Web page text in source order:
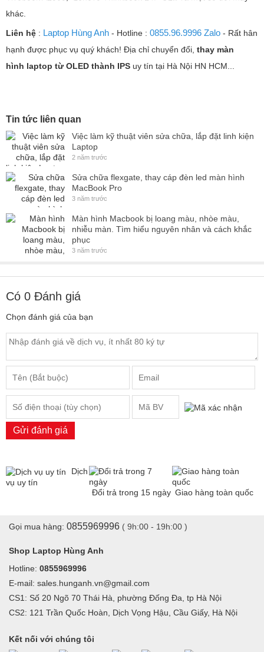
khác.
Liên hệ : Laptop Hùng Anh - Hotline : 0855.96.9996 Zalo - Rất hân
hạnh được phục vụ quý khách! Địa chỉ chuyển đổi, thay màn
hình laptop từ OLED thành IPS uy tín tại Hà Nội HN HCM...
Tin tức liên quan
Việc làm kỹ thuật viên sửa chữa, lắp đặt linh kiện
Laptop
2 năm trước
Sửa chữa flexgate, thay cáp đèn led màn hình
MacBook Pro
3 năm trước
Màn hình Macbook bị loang màu, nhòe màu,
nhiễu màn. Tìm hiểu nguyên nhân và cách khắc
phục
3 năm trước
Có 0 Đánh giá
Chọn đánh giá của bạn
Gửi đánh giá
Dịch
vụ uy tín
Đổi trả trong 15 ngày Giao hàng toàn quốc
Gọi mua hàng: 0855969996 ( 9h:00 - 19h:00 )
Shop Laptop Hùng Anh
Hotline: 0855969996
E-mail: sales.hunganh.vn@gmail.com
CS1: Số 20 Ngõ 70 Thái Hà, phường Đống Đa, tp Hà Nội
CS2: 121 Trần Quốc Hoàn, Dịch Vọng Hậu, Cầu Giấy, Hà Nội
Kết nối với chúng tôi